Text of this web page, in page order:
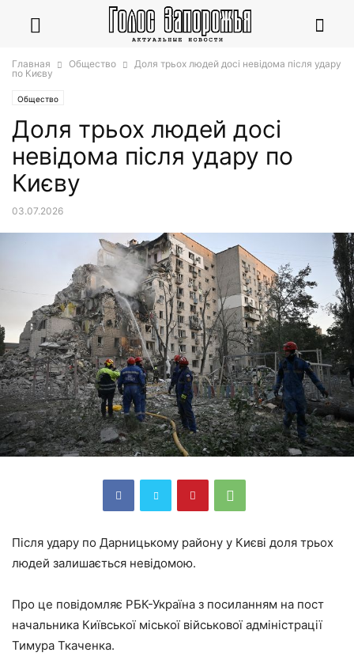
Главная Общество
Доля трьох людей досі невідома після удару
по Києву
Общество
Доля трьох людей досі
невідома після удару по
Києву
03.07.2026
Після удару по Дарницькому району у Києві доля трьох
людей залишається невідомою.
Про це повідомляє РБК-Україна з посиланням на пост
начальника Київської міської військової адміністрації
Тимура Ткаченка.